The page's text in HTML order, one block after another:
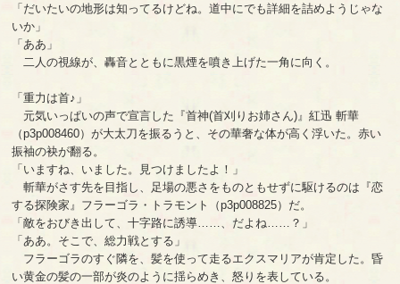
「だいたいの地形は知ってるけどね。道中にでも詳細を詰めようじゃな
いか」
「ああ」
二人の視線が、轟音とともに黒煙を噴き上げた一角に向く。
「重力は首♪」
元気いっぱいの声で宣言した『首神(首刈りお姉さん)』紅迅 斬華
（p3p008460）が大太刀を振るうと、その華奢な体が高く浮いた。赤い
振袖の袂が翻る。
「いますね、いました。見つけましたよ！」
斬華がさす先を目指し、足場の悪さをものともせずに駆けるのは『恋
する探険家』フラーゴラ・トラモント（p3p008825）だ。
「敵をおびき出して、十字路に誘導……、だよね……？」
「ああ。そこで、総力戦とする」
フラーゴラのすぐ隣を、髪を使って走るエクスマリアが肯定した。昏
い黄金の髪の一部が炎のように揺らめき、怒りを表している。